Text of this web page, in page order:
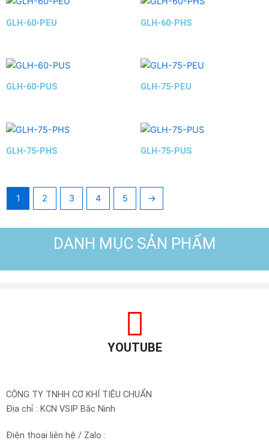
DANH MỤC SẢN PHẨM
YOUTUBE
GLH-60-PEU GLH-60-PHS
GLH-60-PUS GLH-75-PEU
GLH-75-PHS GLH-75-PUS
1 2 3 4 5 →
CÔNG TY TNHH CƠ KHÍ TIÊU CHUẨN
Địa chỉ : KCN VSIP Bắc Ninh
Điện thoại liên hệ / Zalo :